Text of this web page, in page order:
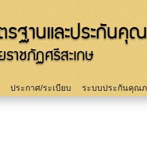
ประกาศ/ระเบียบ ระบบประกันคุณ